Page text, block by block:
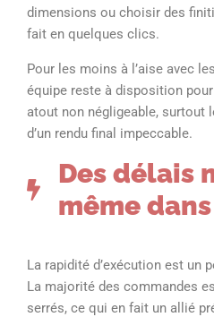
dimensions ou choisir des
fait en quelques clics.
Pour les moins à l’aise avec
équipe reste à disposition
atout non négligeable, surtout
d’un rendu final impeccable.
Des délais
même
La rapidité d’exécution est un
La majorité des commandes
serrés, ce qui en fait un allié